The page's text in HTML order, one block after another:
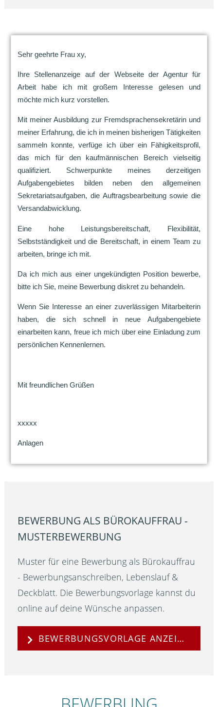
Sehr geehrte Frau xy,
Ihre Stellenanzeige auf der Webseite der Agentur für
Arbeit habe ich mit großem Interesse gelesen und
möchte mich kurz vorstellen.
Mit meiner Ausbildung zur Fremdsprachensekretärin und
meiner Erfahrung, die ich in meinen bisherigen Tätigkeiten
sammeln konnte, verfüge ich über ein Fähigkeitsprofil,
das mich für den kaufmännischen Bereich vielseitig
qualifiziert. Schwerpunkte meines derzeitigen
Aufgabengebietes bilden neben den allgemeinen
Sekretariatsaufgaben, die Auftragsbearbeitung sowie die
Versandabwicklung.
Eine hohe Leistungsbereitschaft, Flexibilität,
Selbstständigkeit und die Bereitschaft, in einem Team zu
arbeiten, bringe ich mit.
Da ich mich aus einer ungekündigten Position bewerbe,
bitte ich Sie, meine Bewerbung diskret zu behandeln.
Wenn Sie Interesse an einer zuverlässigen Mitarbeiterin
haben, die sich schnell in neue Aufgabengebiete
einarbeiten kann, freue ich mich über eine Einladung zum
persönlichen Kennenlernen.
Mit freundlichen Grüßen
xxxxx
Anlagen
BEWERBUNG ALS BÜROKAUFFRAU -
MUSTERBEWERBUNG
Muster für eine Bewerbung als Bürokauffrau
- Bewerbungsanschreiben, Lebenslauf &
Deckblatt. Die Bewerbungsvorlage kannst du
online auf deine Wünsche anpassen.
BEWERBUNGSVORLAGE ANZEIGEN